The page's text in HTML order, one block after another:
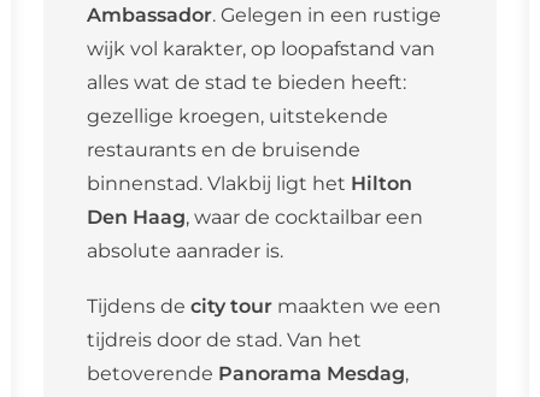
Ambassador. Gelegen in een rustige
wijk vol karakter, op loopafstand van
alles wat de stad te bieden heeft:
gezellige kroegen, uitstekende
restaurants en de bruisende
binnenstad. Vlakbij ligt het Hilton
Den Haag, waar de cocktailbar een
absolute aanrader is.
Tijdens de city tour maakten we een
tijdreis door de stad. Van het
betoverende Panorama Mesdag,